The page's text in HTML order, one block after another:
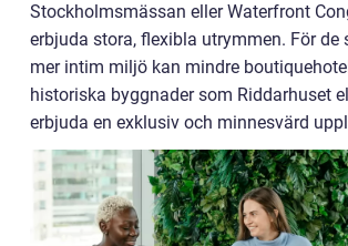
Stockholmsmässan eller Waterfront
erbjuda stora, flexibla utrymmen. För de
mer intim miljö kan mindre
historiska byggnader som Riddarhuset
erbjuda en exklusiv och minnesvärd